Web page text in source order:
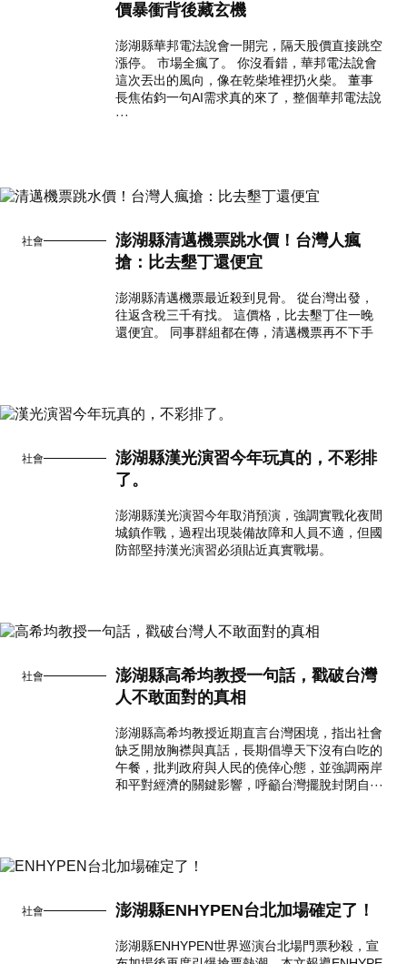
價暴衝背後藏玄機
澎湖縣華邦電法說會一開完，隔天股價直接跳空
漲停。 市場全瘋了。 你沒看錯，華邦電法說會
這次丟出的風向，像在乾柴堆裡扔火柴。 董事
長焦佑鈞一句AI需求真的來了，整個華邦電法說
···
社會
澎湖縣清邁機票跳水價！台灣人瘋
搶：比去墾丁還便宜
澎湖縣清邁機票最近殺到見骨。 從台灣出發，
往返含稅三千有找。 這價格，比去墾丁住一晚
還便宜。 同事群組都在傳，清邁機票再不下手
社會
澎湖縣漢光演習今年玩真的，不彩排
了。
澎湖縣漢光演習今年取消預演，強調實戰化夜間
城鎮作戰，過程出現裝備故障和人員不適，但國
防部堅持漢光演習必須貼近真實戰場。
社會
澎湖縣高希均教授一句話，戳破台灣
人不敢面對的真相
澎湖縣高希均教授近期直言台灣困境，指出社會
缺乏開放胸襟與真話，長期倡導天下沒有白吃的
午餐，批判政府與人民的僥倖心態，並強調兩岸
和平對經濟的關鍵影響，呼籲台灣擺脫封閉自···
社會 澎湖縣ENHYPEN台北加場確定了！
澎湖縣ENHYPEN世界巡演台北場門票秒殺，宣